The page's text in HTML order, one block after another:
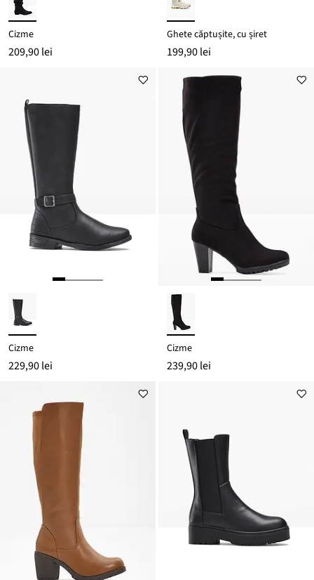
Cizme
209,90 lei
Ghete căptușite, cu șiret
199,90 lei
Cizme
229,90 lei
Cizme
239,90 lei